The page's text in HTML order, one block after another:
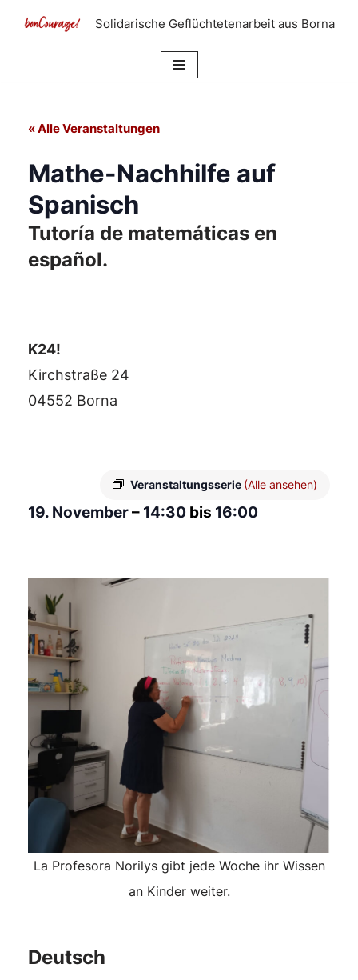
Solidarische Geflüchtetenarbeit aus Borna
« Alle Veranstaltungen
Mathe-Nachhilfe auf
Spanisch
Tutoría de matemáticas en
español.
K24!
Kirchstraße 24
04552 Borna
Veranstaltungsserie (Alle ansehen)
19. November– 14:30 bis 16:00
La Profesora Norilys gibt jede Woche ihr Wissen
an Kinder weiter.
Deutsch